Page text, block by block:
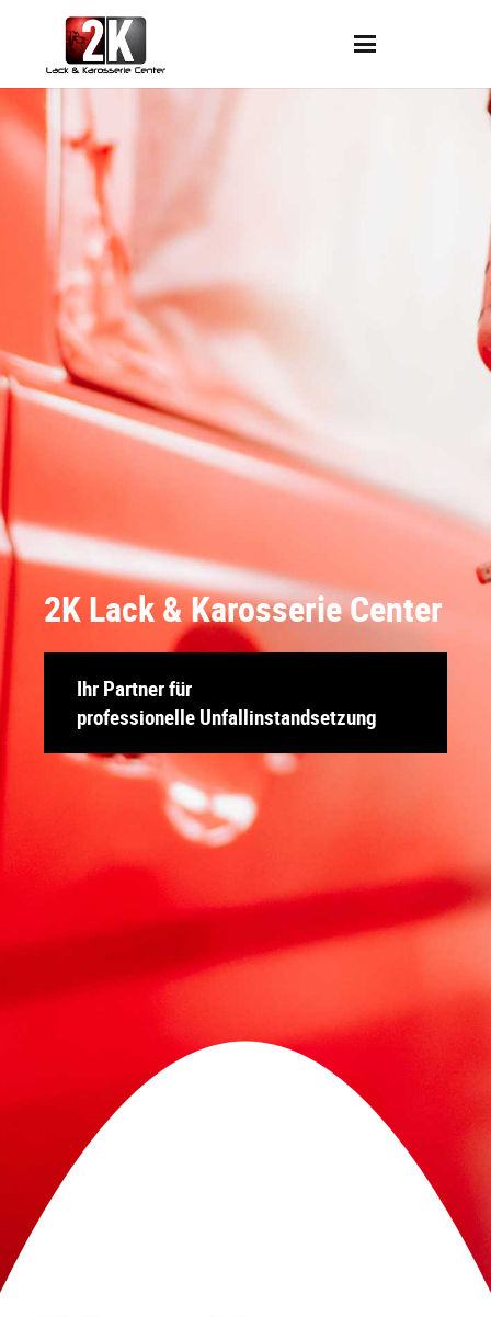
2K Lack & Karosserie Center
Ihr Partner für
professionelle Unfallinstandsetzung